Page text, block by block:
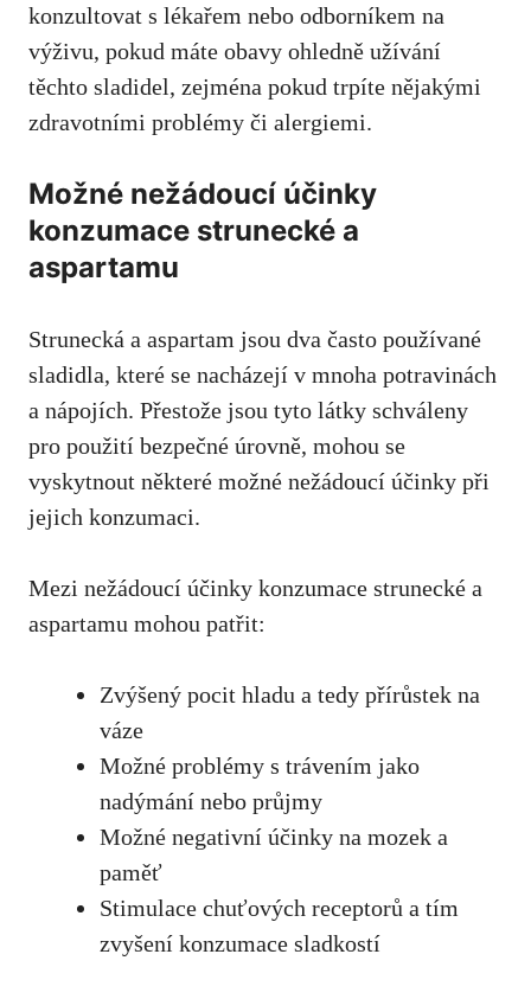
konzultovat s lékařem‍ nebo odborníkem na​
výživu, pokud​ máte obavy ohledně ‍užívání
těchto sladidel, zejména pokud trpíte nějakými
zdravotními problémy či alergiemi.
Možné nežádoucí účinky
konzumace ⁣strunecké a
aspartamu
Strunecká a aspartam jsou dva‌ často používané
sladidla, které se nacházejí v mnoha potravinách
‍a nápojích. Přestože ⁣jsou tyto látky schváleny
pro použití bezpečné úrovně, ⁤mohou​ se
vyskytnout některé možné ⁢nežádoucí účinky při⁤
jejich konzumaci.
Mezi‌ nežádoucí účinky konzumace strunecké a
aspartamu mohou patřit:
Zvýšený pocit hladu a tedy ⁣přírůstek na
váze
Možné problémy s⁣ trávením jako
nadýmání nebo průjmy
Možné negativní účinky na mozek a
paměť
Stimulace chuťových ​receptorů a tím
zvyšení konzumace ⁣sladkostí